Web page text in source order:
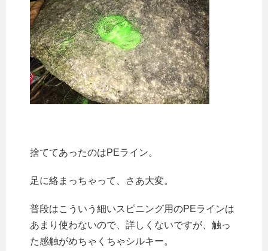
捨ててあったのはPEライン。
足に絡まっちゃって、さあ大変。
普段はこういう細いスピニング用のPEラインは
あまり使わないので、詳しくないですが、触っ
た感触がめちゃくちゃシルキー。